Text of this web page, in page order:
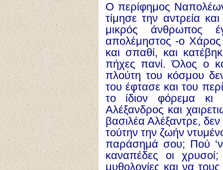
Ο περίφημος
τίμησε την αντρεία
μικρός άνθρωπος
απολέμηστος -ο Χάρος
και σπαθί, και
πήχες πανί. Όλος ο
πλούτη του κόσμου
του έφτασε και του
το ίδιον φόρεμα
Αλέξανδρος και
βασιλέα Αλέξαντρε,
τούτην την ζωήν
παράσημά σου; Πού
καναπέδες οι
μυθολογίες και να